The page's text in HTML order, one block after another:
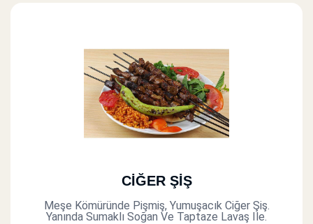
CİĞER ŞİŞ
Meşe Kömüründe Pişmiş, Yumuşacık Ciğer Şiş.
Yanında Sumaklı Soğan Ve Taptaze Lavaş Ile.